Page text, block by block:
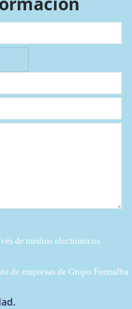
de medios electrónicos.
de empresas de Grupo Formalba.